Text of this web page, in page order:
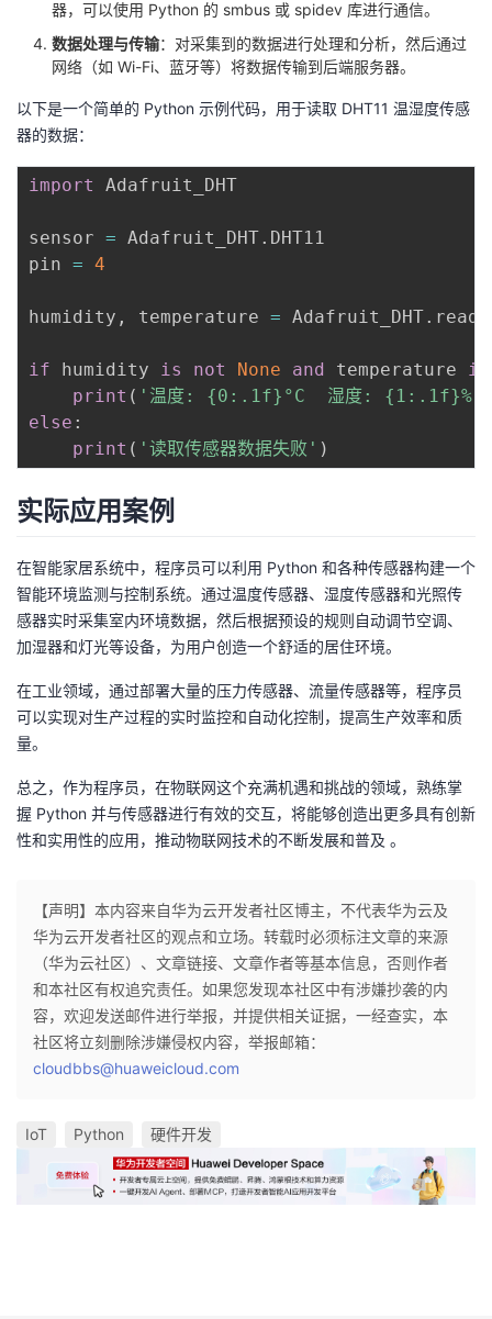
器，可以使用 Python 的 smbus 或 spidev 库进行通信。
数据处理与传输：对采集到的数据进行处理和分析，然后通过
网络（如 Wi-Fi、蓝牙等）将数据传输到后端服务器。
以下是一个简单的 Python 示例代码，用于读取 DHT11 温湿度传感
器的数据：
import Adafruit_DHT
sensor = Adafruit_DHT. DHT11
pin = 4
humidity , temperature = Adafruit_DHT.
if humidity is not None and temperature is
print ( '温度: {0:.1f}°C  湿度: {1:.1f}%'
else :
print ( '读取传感器数据失败' )
实际应用案例
在智能家居系统中，程序员可以利用 Python 和各种传感器构建一个
智能环境监测与控制系统。通过温度传感器、湿度传感器和光照传
感器实时采集室内环境数据，然后根据预设的规则自动调节空调、
加湿器和灯光等设备，为用户创造一个舒适的居住环境。
在工业领域，通过部署大量的压力传感器、流量传感器等，程序员
可以实现对生产过程的实时监控和自动化控制，提高生产效率和质
量。
总之，作为程序员，在物联网这个充满机遇和挑战的领域，熟练掌
握 Python 并与传感器进行有效的交互，将能够创造出更多具有创新
性和实用性的应用，推动物联网技术的不断发展和普及 。
【声明】本内容来自华为云开发者社区博主，不代表华为云及
华为云开发者社区的观点和立场。转载时必须标注文章的来源
（华为云社区）、文章链接、文章作者等基本信息，否则作者
和本社区有权追究责任。如果您发现本社区中有涉嫌抄袭的内
容，欢迎发送邮件进行举报，并提供相关证据，一经查实，本
社区将立刻删除涉嫌侵权内容，举报邮箱：
cloudbbs@huaweicloud.com
IoT Python 硬件开发